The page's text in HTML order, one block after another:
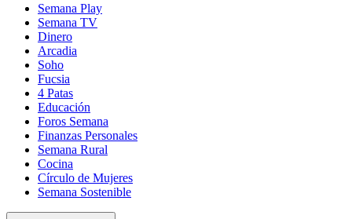
Semana Play
Semana TV
Dinero
Arcadia
Soho
in
new
window
Fucsia
in
new
window
4 Patas
Educación
Foros Semana
Finanzas Personales
Semana Rural
Cocina
Círculo de Mujeres
Semana Sostenible